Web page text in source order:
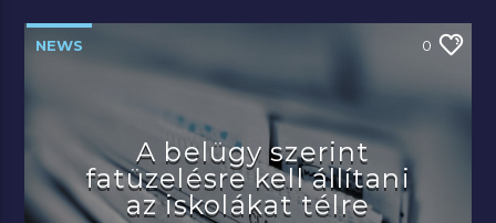
NEWS 0
A belügy szerint
fatüzelésre kell állítani
az iskolákat télre